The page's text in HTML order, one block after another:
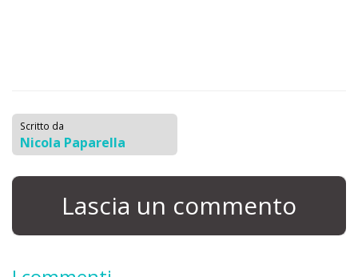
Scritto da
Nicola Paparella
Lascia un commento